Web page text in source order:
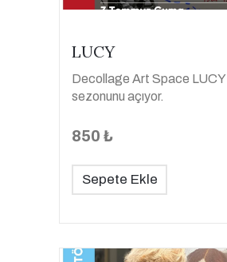
LUCY
Decollage Art Space
sezonunu açıyor.
850 ₺
Sepete Ekle